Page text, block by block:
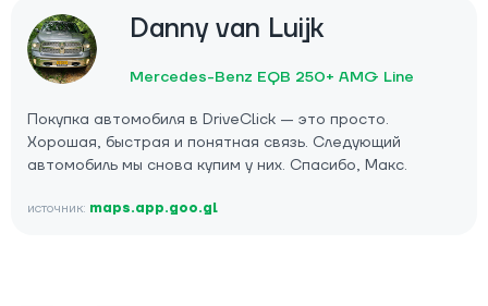
Danny van Luijk
Mercedes-Benz EQB 250+ AMG Line
Покупка автомобиля в DriveClick — это просто.
Хорошая, быстрая и понятная связь. Следующий
автомобиль мы снова купим у них. Спасибо, Макс.
источник: maps.app.goo.gl